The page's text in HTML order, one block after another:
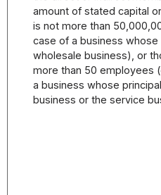
amount of stated capital
is not more than
case of a business
wholesale business), or
more than 50 employees
a business whose
business or the service